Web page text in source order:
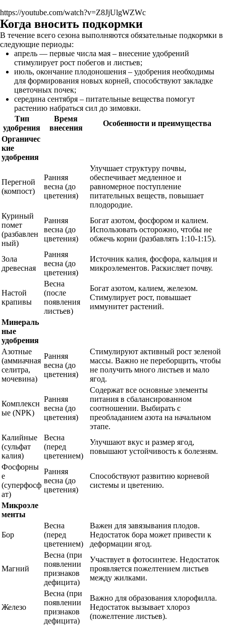
https://youtube.com/watch?v=Z8JjUlgWZWc
Когда вносить подкормки
В течение всего сезона выполняются обязательные подкормки в
следующие периоды:
апрель — первые числа мая – внесение удобрений
стимулирует рост побегов и листьев;
июль, окончание плодоношения – удобрения необходимы
для формирования новых корней, способствуют закладке
цветочных почек;
середина сентября – питательные вещества помогут
растению набраться сил до зимовки.
Тип
удобрения
Время
внесения
Особенности и преимущества
Органичес
кие
удобрения
Перегной
(компост)
Ранняя
весна (до
цветения)
Улучшает структуру почвы,
обеспечивает медленное и
равномерное поступление
питательных веществ, повышает
плодородие.
Куриный
помет
(разбавлен
ный)
Ранняя
весна (до
цветения)
Богат азотом, фосфором и калием.
Использовать осторожно, чтобы не
обжечь корни (разбавлять 1:10-1:15).
Зола
древесная
Ранняя
весна (до
цветения)
Источник калия, фосфора, кальция и
микроэлементов. Раскисляет почву.
Настой
крапивы
Весна
(после
появления
листьев)
Богат азотом, калием, железом.
Стимулирует рост, повышает
иммунитет растений.
Минераль
ные
удобрения
Азотные
(аммиачная
селитра,
мочевина)
Ранняя
весна (до
цветения)
Стимулируют активный рост зеленой
массы. Важно не переборщить, чтобы
не получить много листьев и мало
ягод.
Комплексн
ые (NPK)
Ранняя
весна (до
цветения)
Содержат все основные элементы
питания в сбалансированном
соотношении. Выбирать с
преобладанием азота на начальном
этапе.
Калийные
(сульфат
калия)
Весна
(перед
цветением)
Улучшают вкус и размер ягод,
повышают устойчивость к болезням.
Фосфорны
е
(суперфосф
ат)
Ранняя
весна (до
цветения)
Способствуют развитию корневой
системы и цветению.
Микроэле
менты
Бор
Весна
(перед
цветением)
Важен для завязывания плодов.
Недостаток бора может привести к
деформации ягод.
Магний
Весна (при
появлении
признаков
дефицита)
Участвует в фотосинтезе. Недостаток
проявляется пожелтением листьев
между жилками.
Железо
Весна (при
появлении
признаков
дефицита)
Важно для образования хлорофилла.
Недостаток вызывает хлороз
(пожелтение листьев).